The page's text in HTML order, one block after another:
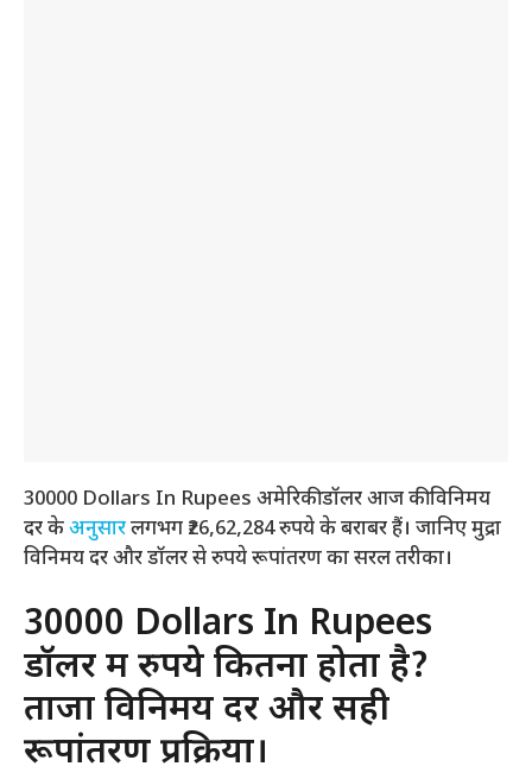
30000 Dollars In Rupees अमेरिकी डॉलर आज की विनिमय
दर केअनुसारलगभग ₹26,62,284 रुपये के बराबर हैं। जानिए मुद्रा
विनिमय दर और डॉलर से रुपये रूपांतरण का सरल तरीका।
30000 Dollars In Rupees
डॉलर में रुपये कितना होता है?
ताजा विनिमय दर और सही
रूपांतरण प्रक्रिया।